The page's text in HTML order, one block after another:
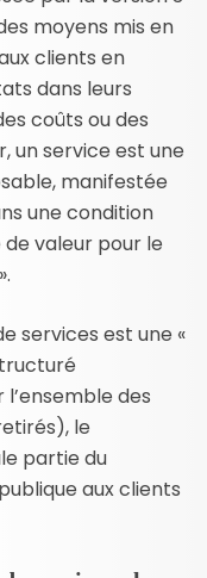
moyens mis en
clients en
dans leurs
coûts ou des
un service est une
manifestée
une condition
valeur pour le
services est une «
des
le
partie du
aux clients